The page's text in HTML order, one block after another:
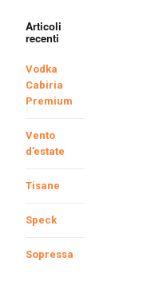
Articoli
recenti
Vodka
Cabiria
Premium
Vento
d’estate
Tisane
Speck
Sopressa